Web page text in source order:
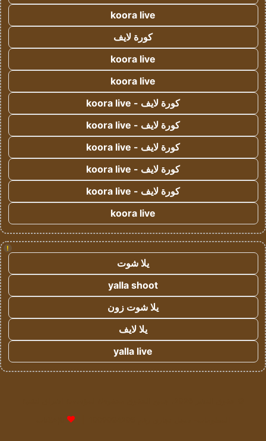
koora live
كورة لايف
koora live
koora live
كورة لايف - koora live
كورة لايف - koora live
كورة لايف - koora live
كورة لايف - koora live
كورة لايف - koora live
koora live
!
يلا شوت
yalla shoot
يلا شوت زون
يلا لايف
yalla live